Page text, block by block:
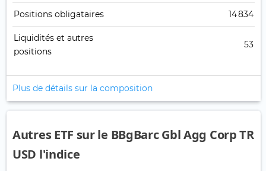
Positions obligataires 14 834
Liquidités et autres
positions
53
Plus de détails sur la composition
Autres ETF sur le BBgBarc Gbl Agg Corp TR
USD l'indice